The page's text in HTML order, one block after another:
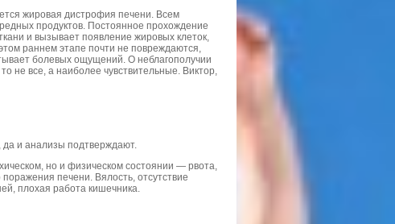
жировая дистрофия печени. Всем
продуктов. Постоянное прохождение
и вызывает появление жировых клеток,
раннем этапе почти не повреждаются,
болевых ощущений. О неблагополучии
не все, а наиболее чувствительные. Виктор,
да и анализы подтверждают.
но и физическом состоянии — рвота,
печени. Вялость, отсутствие
плохая работа кишечника.